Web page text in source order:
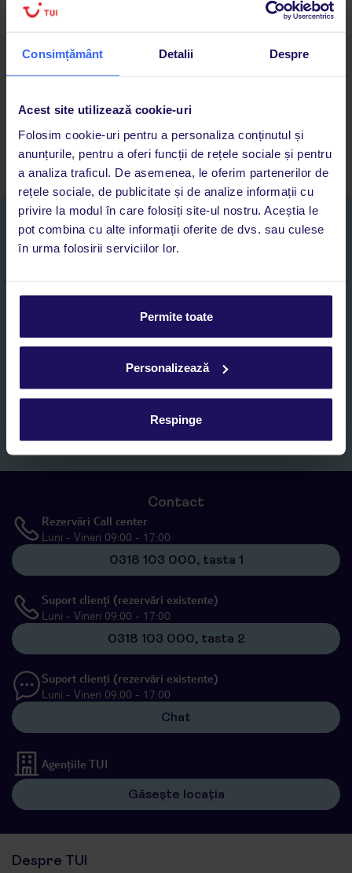
Consimțământ Detalii Despre
Acest site utilizează cookie-uri
Folosim cookie-uri pentru a personaliza conținutul și
anunțurile, pentru a oferi funcții de rețele sociale și pentru
a analiza traficul. De asemenea, le oferim partenerilor de
rețele sociale, de publicitate și de analize informații cu
privire la modul în care folosiți site-ul nostru. Aceștia le
pot combina cu alte informații oferite de dvs. sau culese
în urma folosirii serviciilor lor.
Permite toate
Personalizează
Respinge
Cauți rapid vacanțe și hoteluri din toată lumea
Adaugi la favorite vacanțele care îți plac și revii oricând la ele
singură aplicație
Asistență 24/7 prin chat, pe toată durata vacanței
Abonați-vă la newsletter
NUME SI PRENUME*
E-MAIL*
Sunt de acord cu prelucrarea datelor mele personale de către TUI
Romania SRL în scopuri de marketing, în cadrul și în scopul
„Informații privind prelucrarea datelor cu caracter
personal”, prin mijloace electronice de comunicare (e-mail),
Înscrieți-vă
Contact
Rezervări Call center
Luni - Vineri 09:00 - 17:00
0318 103 000, tasta 1
Suport clienți (rezervări existente)
Luni - Vineri 09:00 - 17:00
0318 103 000, tasta 2
Suport clienți (rezervări existente)
Luni - Vineri 09:00 - 17:00
Chat
Agențiile TUI
Găsește locația
Despre TUI